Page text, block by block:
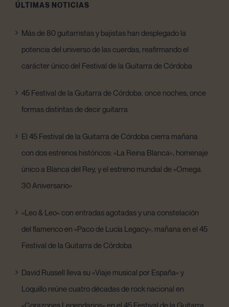
ÚLTIMAS NOTICIAS
Más de 80 guitarristas y bajistas han desplegado la
potencia del universo de las cuerdas, reafirmando el
carácter único del Festival de la Guitarra de Córdoba
45 Festival de la Guitarra de Córdoba: once noches, once
formas distintas de decir guitarra
El 45 Festival de la Guitarra de Córdoba cierra mañana
con dos estrenos históricos: «La Reina Blanca», homenaje
único a Blanca del Rey, y el estreno mundial de «Omega.
30 Aniversario»
«Leo & Leo» con entradas agotadas y una constelación
del flamenco en «Paco de Lucía Legacy», mañana en el 45
Festival de la Guitarra de Córdoba
David Russell lleva su «Viaje musical por España» y
Loquillo reúne cuatro décadas de rock nacional en
«Corazones Legendarios» en el 45 Festival de la Guitarra